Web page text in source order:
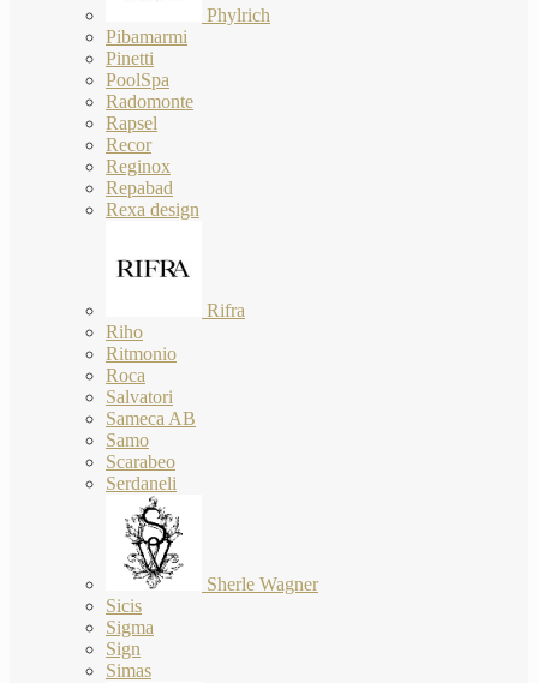
Phylrich
Pibamarmi
Pinetti
PoolSpa
Radomonte
Rapsel
Recor
Reginox
Repabad
Rexa design
Rifra
Riho
Ritmonio
Roca
Salvatori
Sameca AB
Samo
Scarabeo
Serdaneli
Sherle Wagner
Sicis
Sigma
Sign
Simas